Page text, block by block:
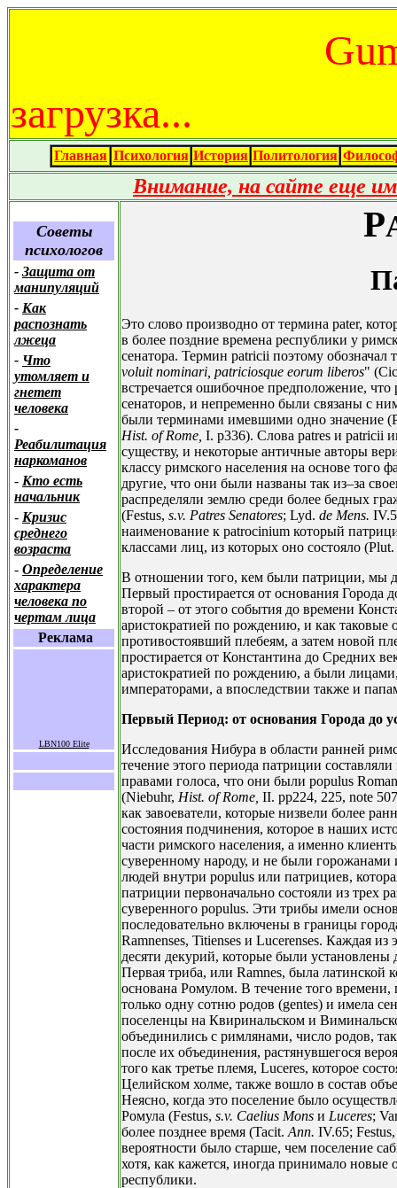
загрузка...
Главная Психология История Политология
Внимание, на сайте еще
Советы
психологов
- Защита от
манипуляций
- Как
распознать
лжеца
- Что
утомляет и
гнетет
человека
-
Реабилитация
наркоманов
- Кто есть
начальник
- Кризис
среднего
возраста
- Определение
характера
человека по
чертам лица
Реклама
LBN100 Elite
P
Это слово производно от термина pater,
в более поздние времена республики у
сенатора. Термин patricii поэтому обозначал
voluit nominari, patriciosque eorum liberos"
встречается ошибочное предположение,
сенаторов, и непременно были связаны с
были терминами имевшими одно значение
Hist. of Rome, I. p336). Слова patres и patricii
существу, и некоторые античные авторы
классу римского населения на основе того
другие, что они были названы так из–за
распределяли землю среди более бедных
(Festus, s.v. Patres Senatores; Lyd. de Mens.
наименование к patrocinium который
классами лиц, из которых оно состояло
В отношении того, кем были патриции, мы
Первый простирается от основания Города
второй – от этого события до времени
аристократией по рождению, и как таковые
противостоявший плебеям, а затем новой
простирается от Константина до Средних
аристократией по рождению, а были
императорами, а впоследствии также и
Первый Период: от основания Города до
Исследования Нибура в области ранней
течение этого периода патриции
правами голоса, что они были populus
(Niebuhr, Hist. of Rome, II. pp224, 225, note
как завоеватели, которые низвели более
состояния подчинения, которое в наших
части римского населения, а именно
суверенному народу, и не были
людей внутри populus или патрициев,
патриции первоначально состояли из трех
суверенного populus. Эти трибы имели
последовательно включены в границы
Ramnenses, Titienses и Lucerenses. Каждая из
десяти декурий, которые были установлены
Первая триба, или Ramnes, была латинской
основана Ромулом. В течение того времени,
только одну сотню родов (gentes) и имела
поселенцы на Квиринальском и
объединились с римлянами, число родов,
после их объединения, растянувшегося
того как третье племя, Luceres, которое
Целийском холме, также вошло в состав
Неясно, когда это поселение было
Ромула (Festus, s.v. Caelius Mons и Luceres;
более позднее время (Tacit. Ann. IV.65;
вероятности было старше, чем поселение
хотя, как кажется, иногда принимало новые
республики.